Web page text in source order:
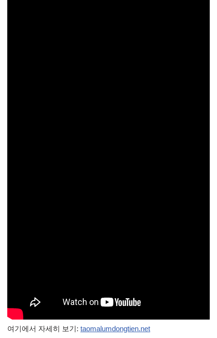
여기에서 자세히 보기: taomalumdongtien.net